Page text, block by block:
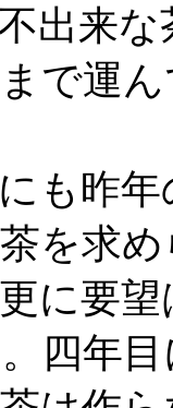
出来な
で運
も昨年
を求め
に要望
四年目